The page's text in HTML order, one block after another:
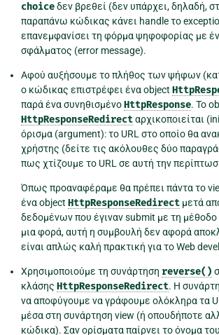
choiceδεν βρεθεί (δεν υπάρχει, δηλαδή,
παραπάνω κώδικας κάνει handle το
επανεμφανίσει τη φόρμα ψηφοφορίας με
σφάλματος (error message).
Αφού αυξήσουμε το πλήθος των ψήφων
ο κώδικας επιστρέφει ένα object
παρά ένα συνηθισμένοHttpResponse. Το
HttpResponseRedirectαρχικοποιείται
όρισμα (argument): το URL στο οποίο θα
χρήστης (δείτε τις ακόλουθες δύο
πως χτίζουμε το URL σε αυτή την
Όπως προαναφέραμε θα πρέπει πάντα το
ένα object HttpResponseRedirect μετά
δεδομένων που έγιναν submit με τη μέθοδο
μια φορά, αυτή η συμβουλή δεν αφορά
είναι απλώς καλή πρακτική για το Web
Χρησιμοποιούμε τη συνάρτηση reverse()
κλάσης HttpResponseRedirect. Η
να αποφύγουμε να γράφουμε ολόκληρα τα
μέσα στη συνάρτηση view (ή οπουδήποτε
κώδικα). Σαν ορίσματα παίρνει το όνομα